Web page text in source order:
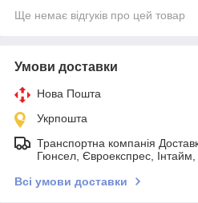
Ще немає відгуків про цей товар
Умови доставки
Нова Пошта
Укрпошта
Транспортна компанія
Гюнсел, Євроекспрес, Інтайм,
Всі умови доставки